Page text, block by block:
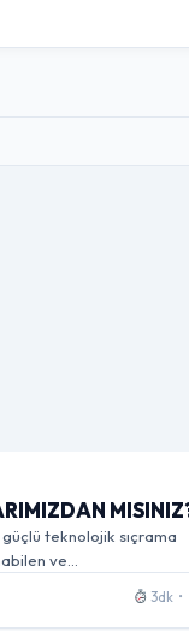
teknolojik sıçrama
ve…
3dk •